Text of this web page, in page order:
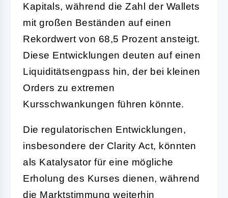
Kapitals, während die Zahl der Wallets
mit großen Beständen auf einen
Rekordwert von 68,5 Prozent ansteigt.
Diese Entwicklungen deuten auf einen
Liquiditätsengpass hin, der bei kleinen
Orders zu extremen
Kursschwankungen führen könnte.
Die regulatorischen Entwicklungen,
insbesondere der Clarity Act, könnten
als Katalysator für eine mögliche
Erholung des Kurses dienen, während
die Marktstimmung weiterhin